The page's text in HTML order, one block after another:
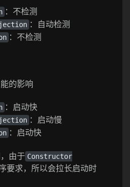
：不检测
：自动检测
：不检测
的影响
：启动快
：启动慢
：启动快
由于 Constructor
要求，所以会拉长启动时